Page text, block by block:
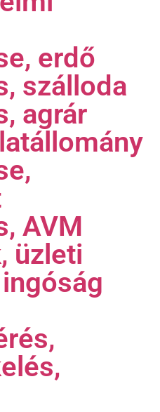
erdő
szálloda
agrár
AVM
üzleti